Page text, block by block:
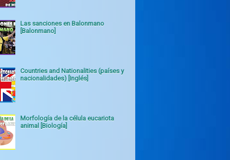
Las sanciones en Balonmano
[Balonmano]
Countries and Nationalities (países y
nacionalidades) [Inglés]
Morfología de la célula eucariota
animal [Biología]